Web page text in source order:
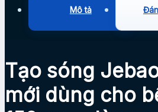
Mô tả
Tạo sóng
mới dùng cho